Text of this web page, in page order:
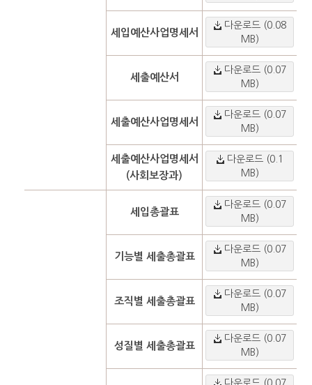
세입예산사업명세서
다운로드 (0.08
MB)
세출예산서
다운로드 (0.07
MB)
세출예산사업명세서
다운로드 (0.07
MB)
세출예산사업명세서
(사회보장과)
다운로드 (0.1
MB)
세입총괄표
다운로드 (0.07
MB)
기능별 세출총괄표
다운로드 (0.07
MB)
조직별 세출총괄표
다운로드 (0.07
MB)
성질별 세출총괄표
다운로드 (0.07
MB)
다운로드 (0.07